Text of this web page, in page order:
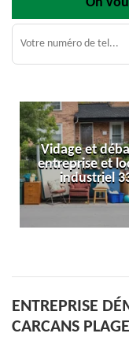
Entreprise de
33
ENTREPRISE
CARCANS